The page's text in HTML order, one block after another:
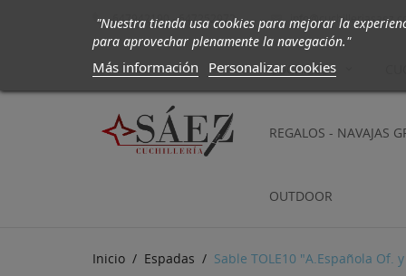
647942190 - 647252972 
CUCHILLOS
REGALOS - NAVAJAS
OUTDOOR
Inicio Espadas Sable TOLE10 "A.Española Of.
"Nuestra tienda usa cookies para mejorar la
para aprovechar plenamente la navegación."
Más información Personalizar cookies